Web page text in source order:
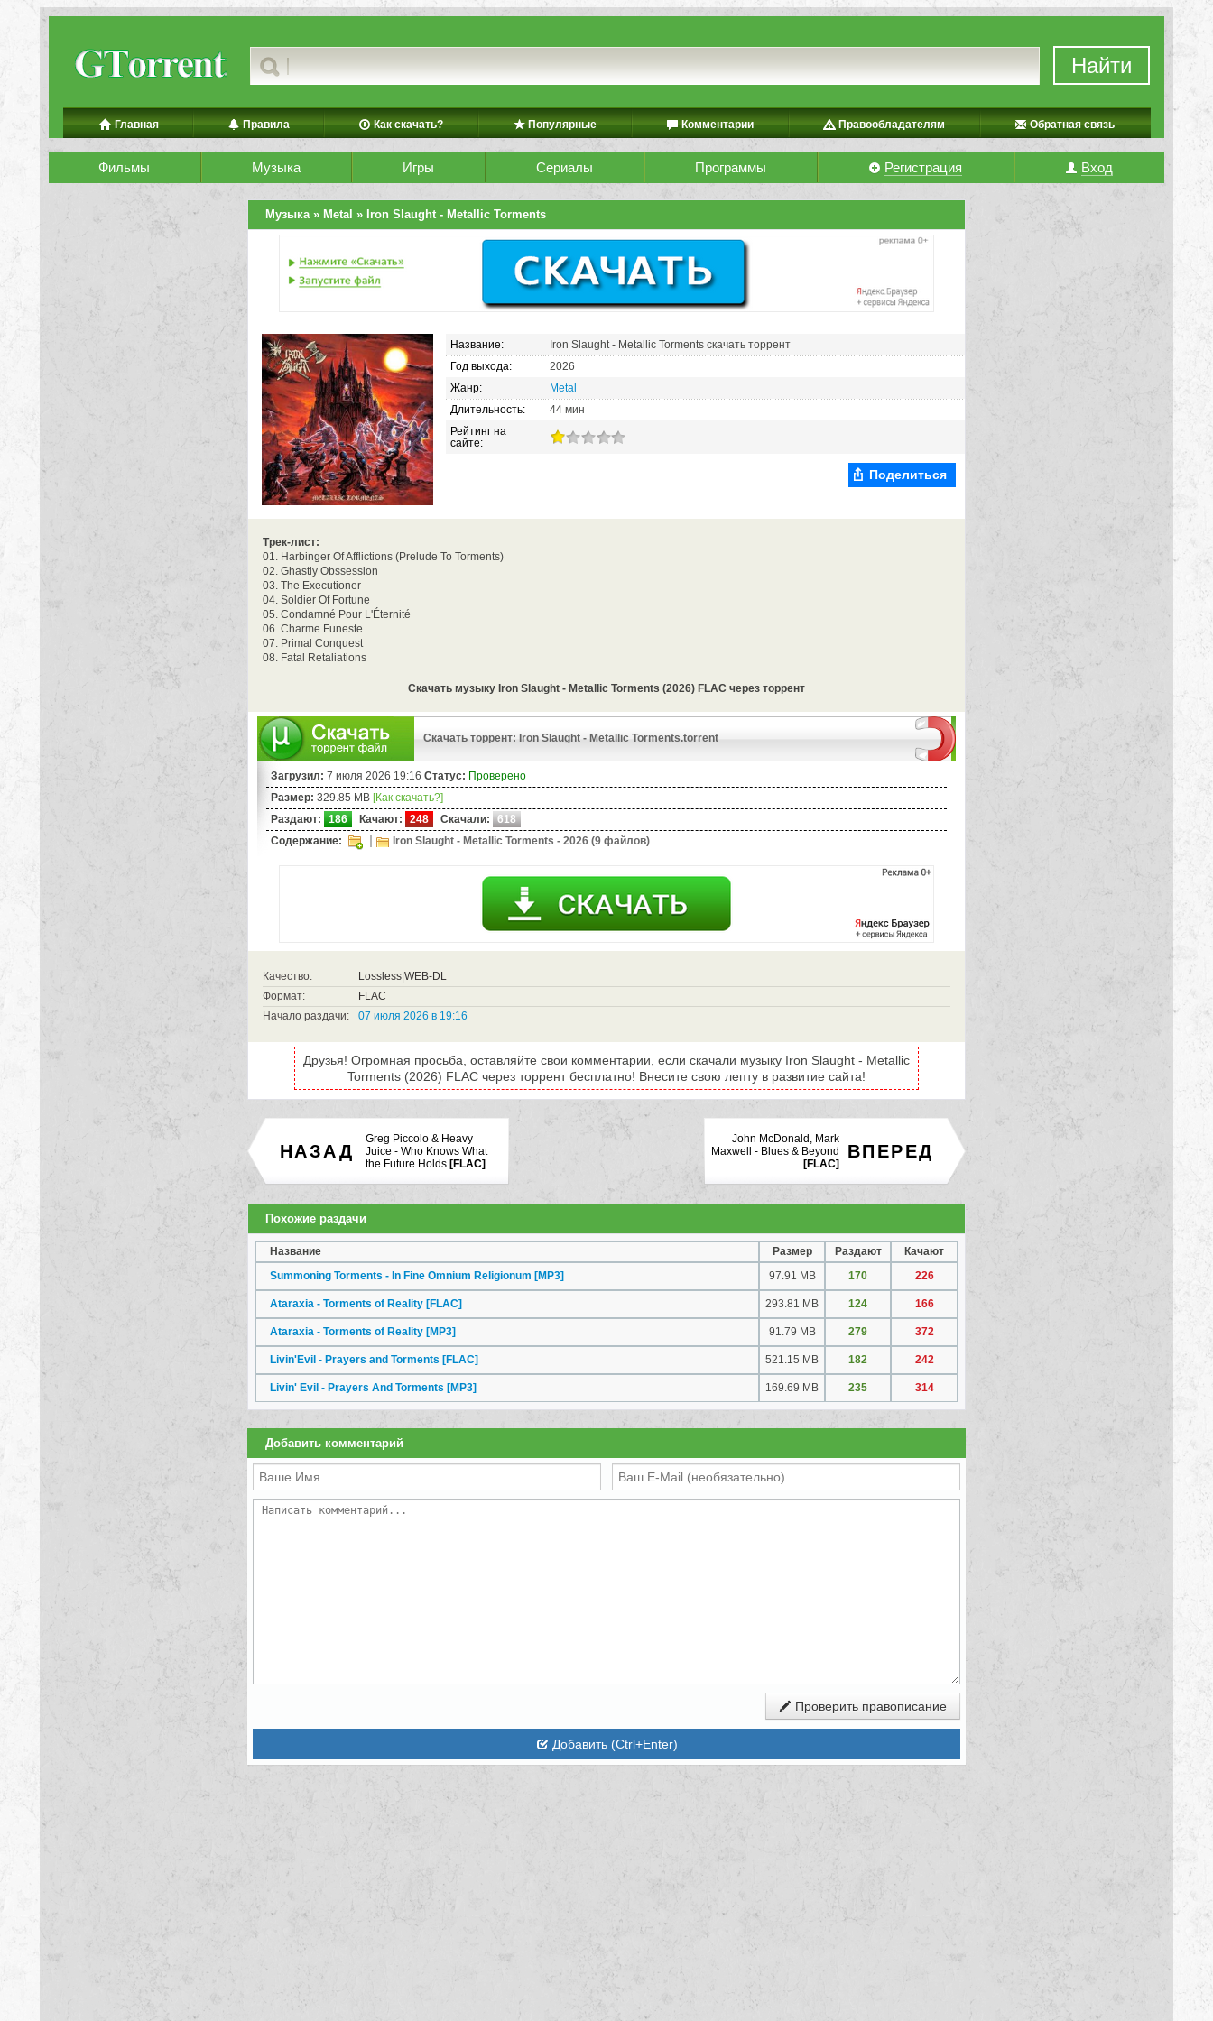
Найти
Главная Правила Как скачать? Популярные Комментарии Правообладателям Обратная связь
Фильмы Музыка Игры Сериалы Программы Регистрация Вход
Музыка» Metal » Iron Slaught - Metallic Torments
Название:
Iron Slaught - Metallic Torments скачать торрент
Год выхода:
2026
Жанр:
Metal
Длительность:
44 мин
Рейтинг на
сайте:
Поделиться
Трек-лист:
01. Harbinger Of Afflictions (Prelude To Torments)
02. Ghastly Obssession
03. The Executioner
04. Soldier Of Fortune
05. Condamné Pour L'Éternité
06. Charme Funeste
07. Primal Conquest
08. Fatal Retaliations
Скачать музыку Iron Slaught - Metallic Torments (2026) FLAC через торрент
Скачать торрент: Iron Slaught - Metallic Torments.torrent
Загрузил: 7 июля 2026 19:16 Статус: Проверено
Размер: 329.85 MB [Как скачать?]
Раздают:
186 Качают: 248 Скачали:
618
Содержание:
Iron Slaught - Metallic Torments - 2026 (9 файлов)
Качество:
Lossless|WEB-DL
Формат:
FLAC
Начало раздачи:
07 июля 2026 в 19:16
Друзья! Огромная просьба, оставляйте свои комментарии, если скачали музыку Iron Slaught - Metallic
Torments (2026) FLAC через торрент бесплатно! Внесите свою лепту в развитие сайта!
НАЗАД
Greg Piccolo & Heavy
Juice - Who Knows What
the Future Holds [FLAC]
ВПЕРЕД
John McDonald, Mark
Maxwell - Blues & Beyond
[FLAC]
Похожие раздачи
Название Размер Раздают
Качают
Summoning Torments - In Fine Omnium Religionum [MP3] 97.91 MB 170 226
Ataraxia - Torments of Reality [FLAC] 293.81 MB 124 166
Ataraxia - Torments of Reality [MP3] 91.79 MB 279 372
Livin'Evil - Prayers and Torments [FLAC] 521.15 MB 182 242
Livin' Evil - Prayers And Torments [MP3] 169.69 MB 235 314
Добавить комментарий
Проверить правописание
Добавить (Ctrl+Enter)